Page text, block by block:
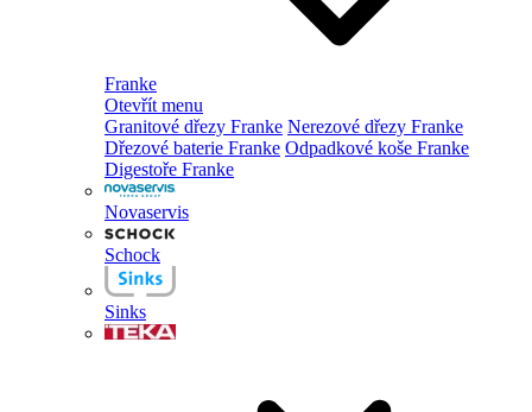
Franke
Otevřít menu
Granitové dřezy Franke Nerezové dřezy Franke
Dřezové baterie Franke Odpadkové koše Franke
Digestoře Franke
Novaservis
Schock
Sinks